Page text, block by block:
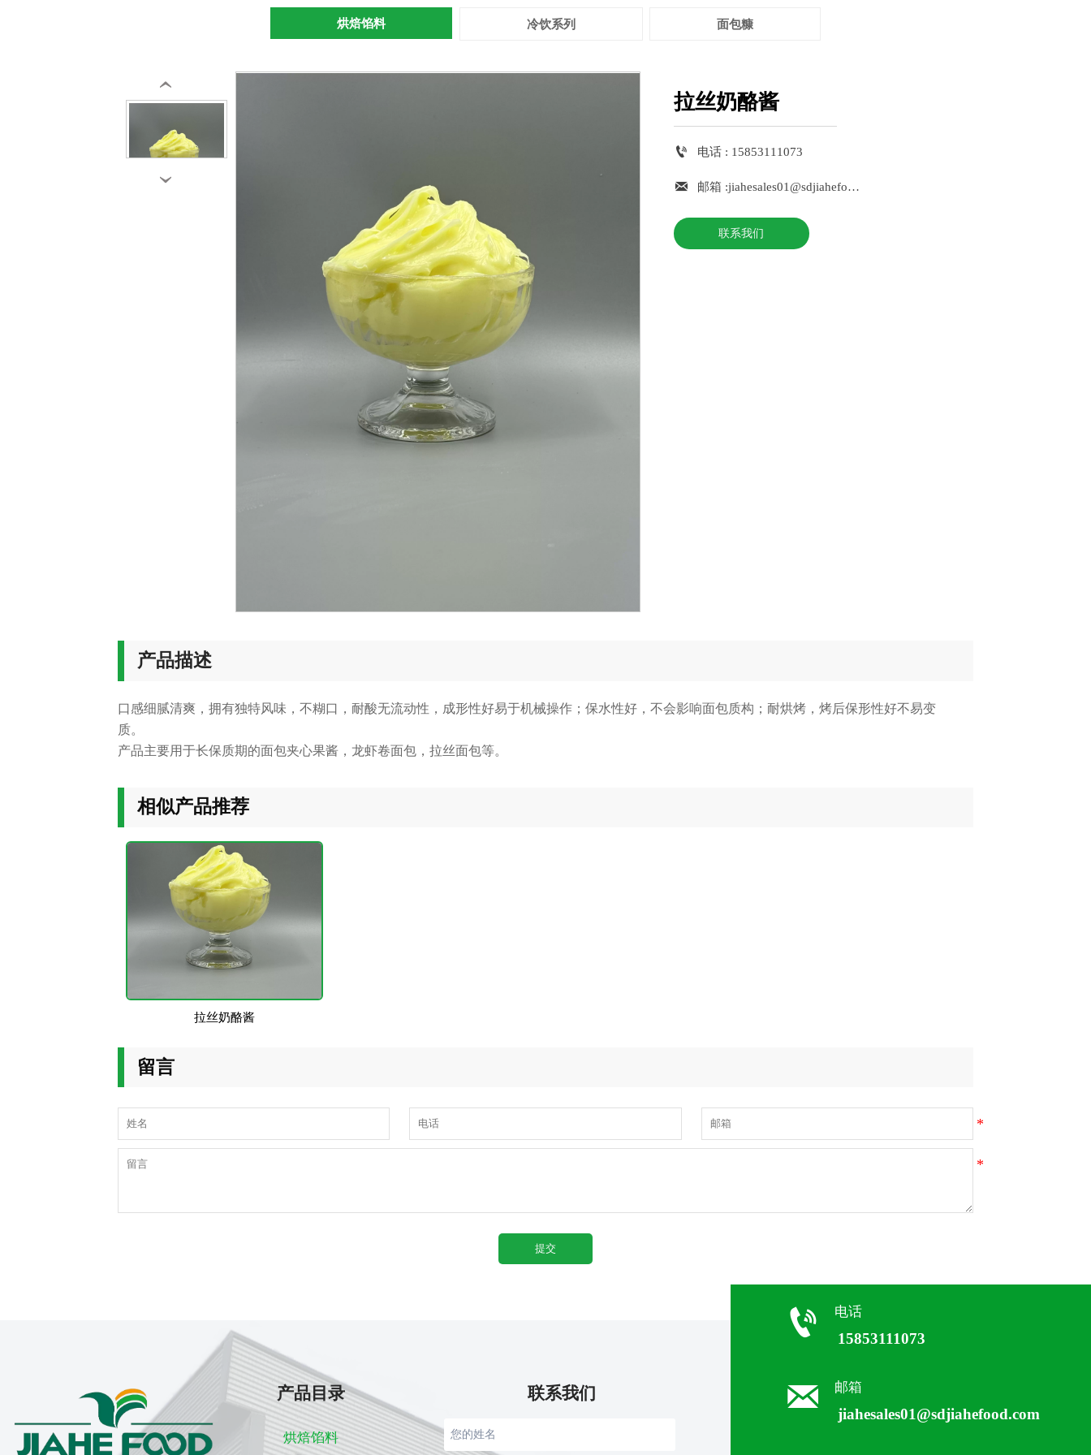
烘焙馅料 冷饮系列 面包糠
‹
›
拉丝奶酪酱
 电话 : 15853111073
 邮箱 :jiahesales01@sdjiahefood.com
联系我们
产品描述
口感细腻清爽，拥有独特风味，不糊口，耐酸无流动性，成形性好易于机械操作；保水性好，不会影响面包质构；耐烘烤，烤后保形性好不易变
质。
产品主要用于长保质期的面包夹心果酱，龙虾卷面包，拉丝面包等。
相似产品推荐
拉丝奶酪酱
留言
提交
产品目录
烘焙馅料
联系我们
 电话
15853111073
 邮箱
jiahesales01@sdjiahefood.com